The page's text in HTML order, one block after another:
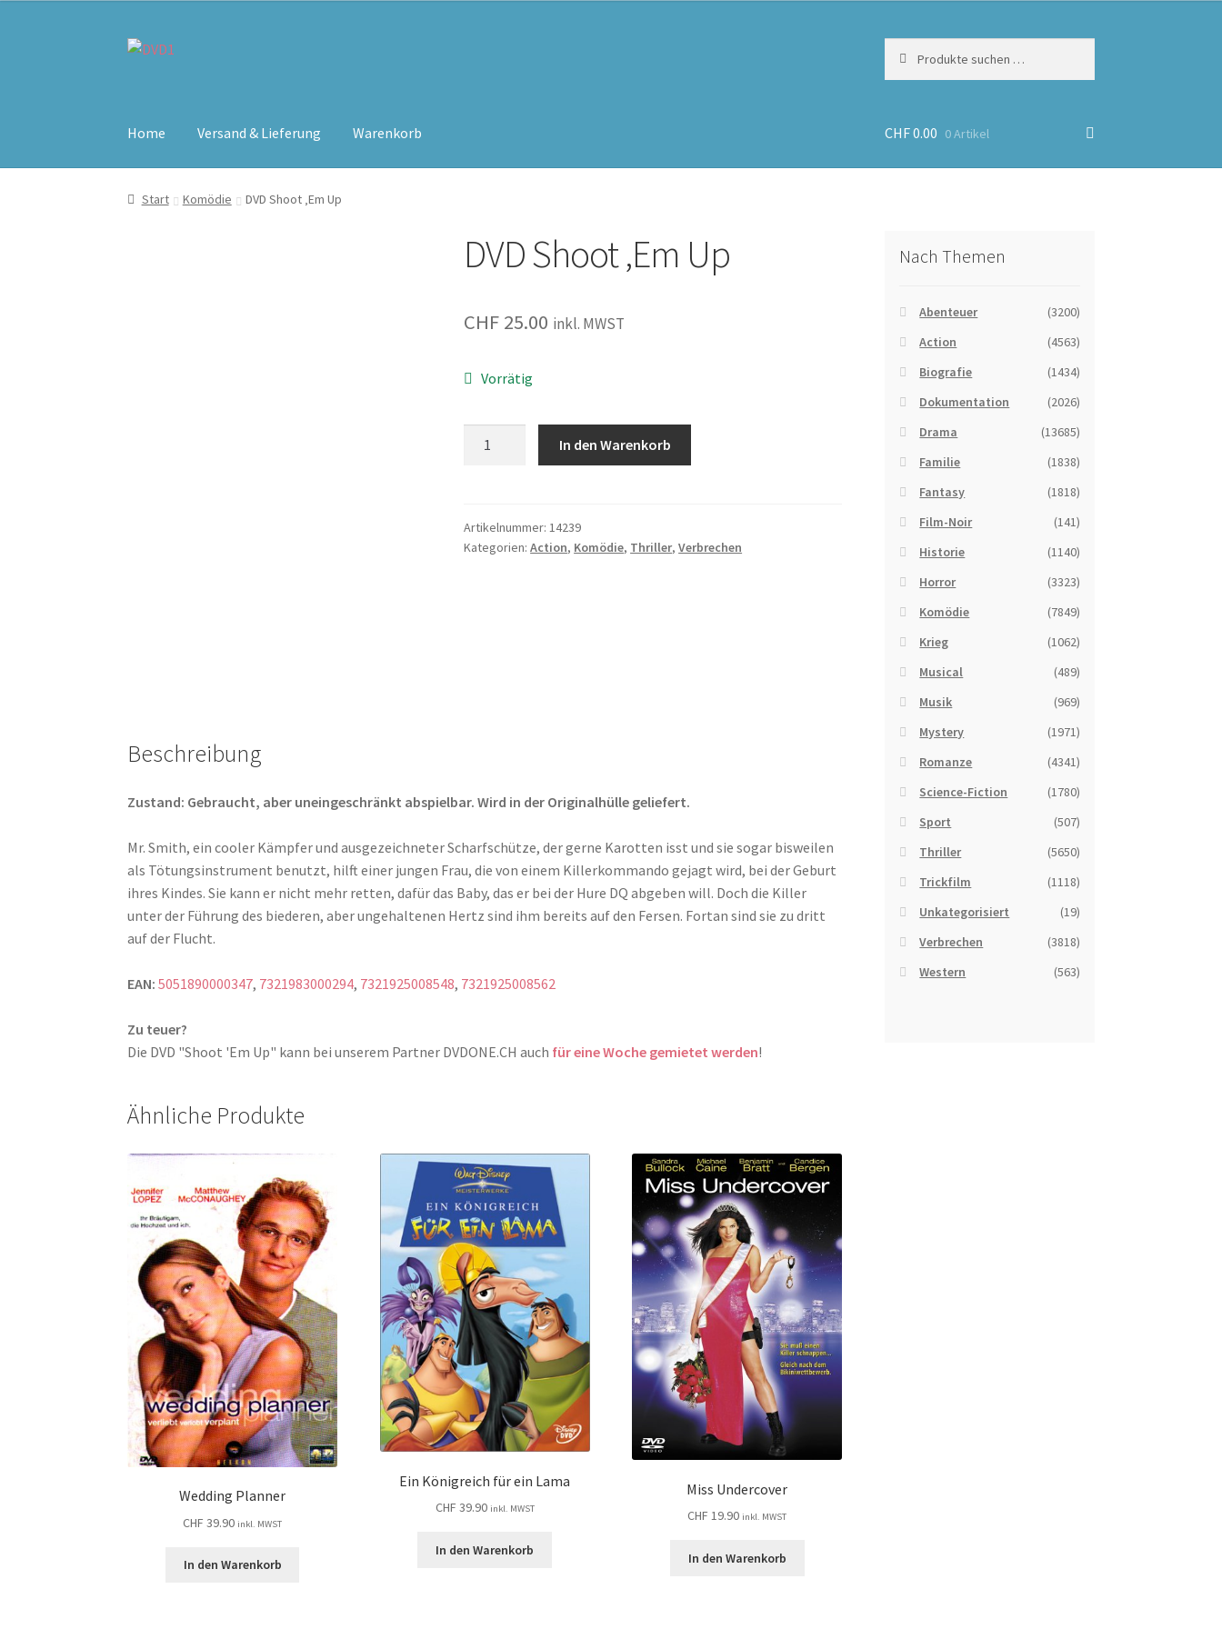
Zur
Zum
nach:
Home Versand & Lieferung Warenkorb CHF0.00 0 Artikel
Start Komödie DVD Shoot ‚Em Up
DVD Shoot ‚Em Up
CHF 25.00 inkl. MWST
Vorrätig
In den Warenkorb
Artikelnummer:14239
Kategorien:Action, Komödie, Thriller,Verbrechen
Beschreibung
Zustand: Gebraucht, aber uneingeschränkt abspielbar. Wird in der Originalhülle geliefert.
Mr. Smith, ein cooler Kämpfer und ausgezeichneter Scharfschütze, der gerne Karotten isst und sie sogar bisweilen
als Tötungsinstrument benutzt, hilft einer jungen Frau, die von einem Killerkommando gejagt wird, bei der Geburt
ihres Kindes. Sie kann er nicht mehr retten, dafür das Baby, das er bei der Hure DQ abgeben will. Doch die Killer
unter der Führung des biederen, aber ungehaltenen Hertz sind ihm bereits auf den Fersen. Fortan sind sie zu dritt
auf der Flucht.
EAN: 5051890000347, 7321983000294, 7321925008548, 7321925008562
Zu teuer?
Die DVD "Shoot 'Em Up" kann bei unserem Partner DVDONE.CH auch für eine Woche gemietet werden!
Ähnliche Produkte
Wedding Planner
CHF 39.90 inkl. MWST
In den Warenkorb
Ein Königreich für ein Lama
CHF 39.90 inkl. MWST
In den Warenkorb
Miss Undercover
CHF 19.90 inkl. MWST
In den Warenkorb
Nach Themen
Abenteuer
(3200)
Action
(4563)
Biografie
(1434)
Dokumentation
(2026)
Drama
(13685)
Familie
(1838)
Fantasy
(1818)
Film-Noir
(141)
Historie
(1140)
Horror
(3323)
Komödie
(7849)
Krieg
(1062)
Musical
(489)
Musik
(969)
Mystery
(1971)
Romanze
(4341)
Science-Fiction
(1780)
Sport
(507)
Thriller
(5650)
Trickfilm
(1118)
Unkategorisiert
(19)
Verbrechen
(3818)
Western
(563)